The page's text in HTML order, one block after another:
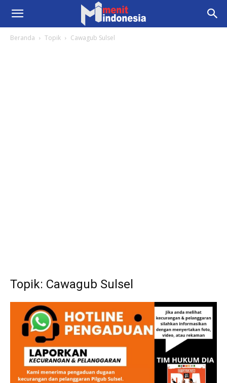
Beranda Topik Cawagub Sulsel
Topik: Cawagub Sulsel